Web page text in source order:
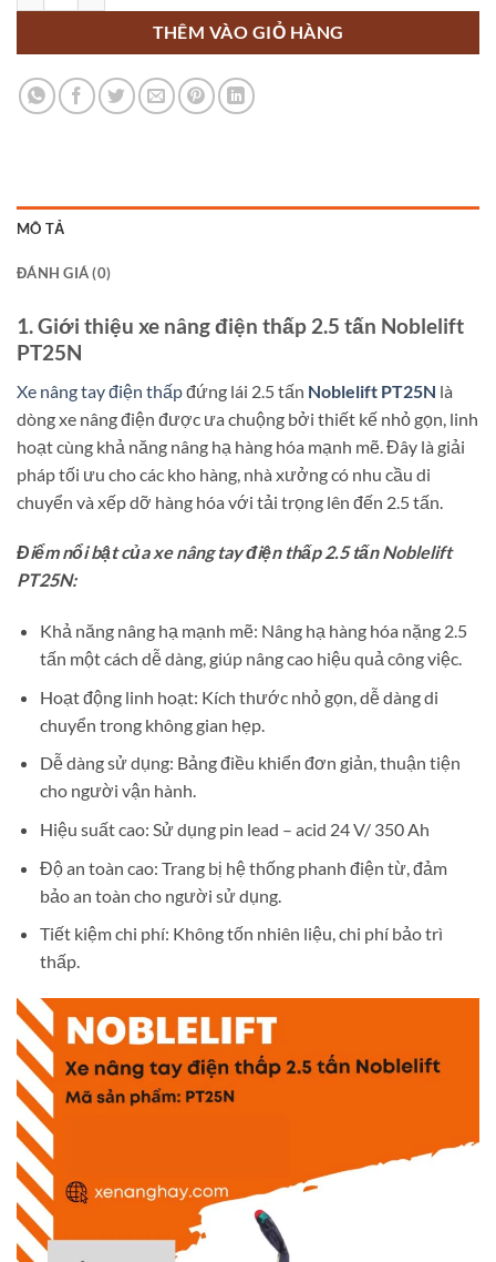
THÊM VÀO GIỎ HÀNG
MÔ TẢ
ĐÁNH GIÁ (0)
1. Giới thiệu xe nâng điện thấp 2.5 tấn Noblelift
PT25N
Xe nâng tay điện thấpđứng lái 2.5 tấn Noblelift PT25N là
dòng xe nâng điện được ưa chuộng bởi thiết kế nhỏ gọn, linh
hoạt cùng khả năng nâng hạ hàng hóa mạnh mẽ. Đây là giải
pháp tối ưu cho các kho hàng, nhà xưởng có nhu cầu di
chuyển và xếp dỡ hàng hóa với tải trọng lên đến 2.5 tấn.
Điểm nổi bật của xe nâng tay điện thấp 2.5 tấn Noblelift
PT25N:
Khả năng nâng hạ mạnh mẽ: Nâng hạ hàng hóa nặng 2.5
tấn một cách dễ dàng, giúp nâng cao hiệu quả công việc.
Hoạt động linh hoạt: Kích thước nhỏ gọn, dễ dàng di
chuyển trong không gian hẹp.
Dễ dàng sử dụng: Bảng điều khiển đơn giản, thuận tiện
cho người vận hành.
Hiệu suất cao: Sử dụng pin lead – acid 24 V/ 350 Ah
Độ an toàn cao: Trang bị hệ thống phanh điện từ, đảm
bảo an toàn cho người sử dụng.
Tiết kiệm chi phí: Không tốn nhiên liệu, chi phí bảo trì
thấp.